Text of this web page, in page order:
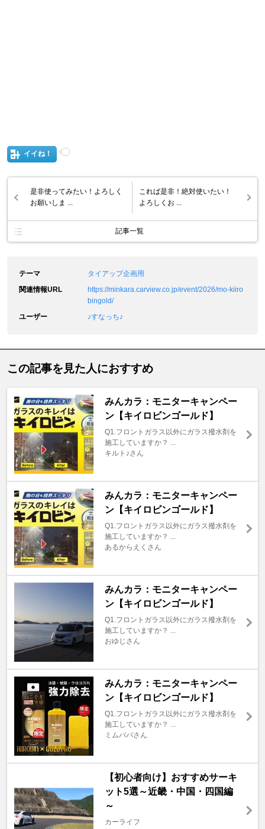
イイね！
是非使ってみたい！よろしく
お願いしま ...
これば是非！絶対使いたい！
よろしくお ...
記事一覧
テーマ
タイアップ企画用
関連情報URL
https://minkara.carview.co.jp/event/2026/mo-kiiro
bingold/
ユーザー
♪すなっち♪
この記事を見た人におすすめ
みんカラ：モニターキャンペー
ン【キイロビンゴールド】
Q1.フロントガラス以外にガラス撥水剤を
施工していますか？ ...
キルト♪さん
みんカラ：モニターキャンペー
ン【キイロビンゴールド】
Q1.フロントガラス以外にガラス撥水剤を
施工していますか？ ...
あるからえくさん
みんカラ：モニターキャンペー
ン【キイロビンゴールド】
Q1.フロントガラス以外にガラス撥水剤を
施工していますか？ ...
おゆじさん
みんカラ：モニターキャンペー
ン【キイロビンゴールド】
Q1.フロントガラス以外にガラス撥水剤を
施工していますか？ ...
ミムパパさん
【初心者向け】おすすめサーキ
ット5選～近畿・中国・四国編
～
カーライフ